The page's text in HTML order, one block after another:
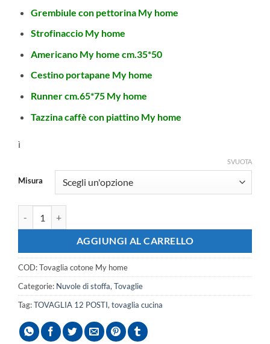
Grembiule con pettorina My home
Strofinaccio My home
Americano My home cm.35*50
Cestino portapane My home
Runner cm.65*75 My home
Tazzina caffè con piattino My home
ì
Misura
SVUOTA
AGGIUNGI AL CARRELLO
COD:Tovaglia cotone My home
Categorie: Nuvole di stoffa,Tovaglie
Tag:TOVAGLIA 12 POSTI,tovaglia cucina